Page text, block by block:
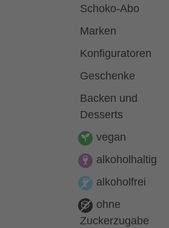
Schoko-Abo
Marken
Konfiguratoren
Geschenke
Backen und
Desserts
vegan
alkoholhaltig
alkoholfrei
ohne
Zuckerzugabe